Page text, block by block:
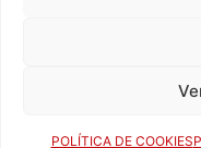
POLÍTICA DE COOKIES
© FEDERACIÓN